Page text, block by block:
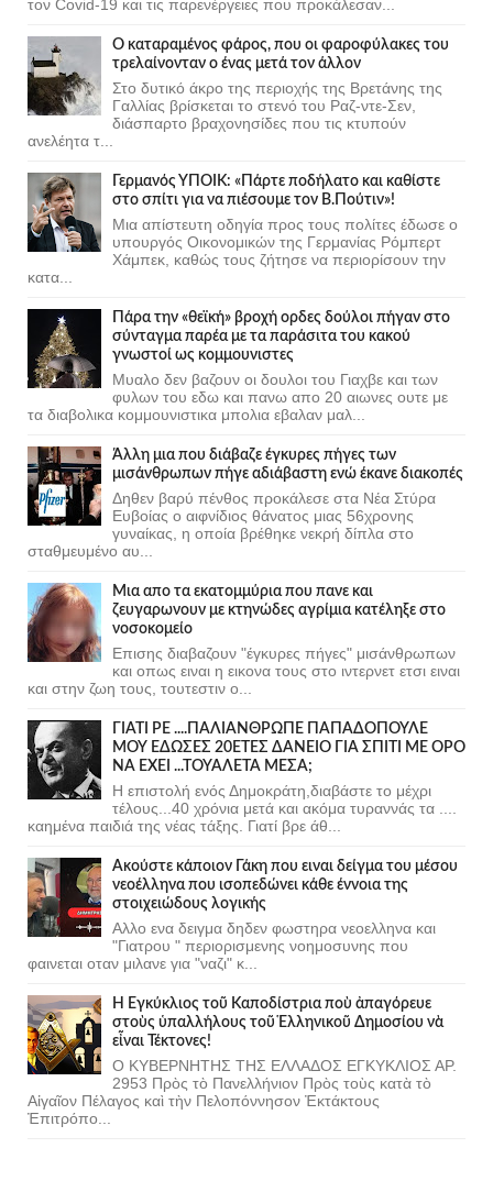
τον Covid-19 και τις παρενέργειες που προκάλεσαν...
Ο καταραμένος φάρος, που οι φαροφύλακες του
τρελαίνονταν ο ένας μετά τον άλλον
Στο δυτικό άκρο της περιοχής της Βρετάνης της
Γαλλίας βρίσκεται το στενό του Ραζ-ντε-Σεν,
διάσπαρτο βραχονησίδες που τις κτυπούν
ανελέητα τ...
Γερμανός ΥΠΟΙΚ: «Πάρτε ποδήλατο και καθίστε
στο σπίτι για να πιέσουμε τον Β.Πούτιν»!
Μια απίστευτη οδηγία προς τους πολίτες έδωσε ο
υπουργός Οικονομικών της Γερμανίας Ρόμπερτ
Χάμπεκ, καθώς τους ζήτησε να περιορίσουν την
κατα...
Πάρα την «θεϊκή» βροχή ορδες δούλοι πήγαν στο
σύνταγμα παρέα με τα παράσιτα του κακού
γνωστοί ως κομμουνιστες
Μυαλο δεν βαζουν οι δουλοι του Γιαχβε και των
φυλων του εδω και πανω απο 20 αιωνες ουτε με
τα διαβολικα κομμουνιστικα μπολια εβαλαν μαλ...
Άλλη μια που διάβαζε έγκυρες πήγες των
μισάνθρωπων πήγε αδιάβαστη ενώ έκανε διακοπές
Δηθεν βαρύ πένθος προκάλεσε στα Νέα Στύρα
Ευβοίας ο αιφνίδιος θάνατος μιας 56χρονης
γυναίκας, η οποία βρέθηκε νεκρή δίπλα στο
σταθμευμένο αυ...
Μια απο τα εκατομμύρια που πανε και
ζευγαρωνουν με κτηνώδες αγρίμια κατέληξε στο
νοσοκομείο
Επισης διαβαζουν "έγκυρες πήγες" μισάνθρωπων
και οπως ειναι η εικονα τους στο ιντερνετ ετσι ειναι
και στην ζωη τους, τουτεστιν ο...
ΓΙΑΤΙ ΡΕ ....ΠΑΛΙΑΝΘΡΩΠΕ ΠΑΠΑΔΟΠΟΥΛΕ
ΜΟΥ ΕΔΩΣΕΣ 20ΕΤΕΣ ΔΑΝΕΙΟ ΓΙΑ ΣΠΙΤΙ ΜΕ ΟΡΟ
ΝΑ ΕΧΕΙ ...ΤΟΥΑΛΕΤΑ ΜΕΣΑ;
Η επιστολή ενός Δημοκράτη,διαβάστε το μέχρι
τέλους...40 χρόνια μετά και ακόμα τυραννάς τα ....
καημένα παιδιά της νέας τάξης. Γιατί βρε άθ...
Ακούστε κάποιον Γάκη που ειναι δείγμα του μέσου
νεοέλληνα που ισοπεδώνει κάθε έννοια της
στοιχειώδους λογικής
Αλλο ενα δειγμα δηδεν φωστηρα νεοελληνα και
"Γιατρου " περιορισμενης νοημοσυνης που
φαινεται οταν μιλανε για "ναζι" κ...
Ἡ Ἐγκύκλιος τοῦ Καποδίστρια ποὺ ἀπαγόρευε
στοὺς ὑπαλλήλους τοῦ Ἑλληνικοῦ Δημοσίου νὰ
εἶναι Τέκτονες!
Ο ΚΥΒΕΡΝΗΤΗΣ ΤΗΣ ΕΛΛΑΔΟΣ ΕΓΚΥΚΛΙΟΣ ΑΡ.
2953 Πρὸς τὸ Πανελλήνιον Πρὸς τοὺς κατὰ τὸ
Αἰγαῖον Πέλαγος καὶ τὴν Πελοπόννησον Ἐκτάκτους
Ἐπιτρόπο...